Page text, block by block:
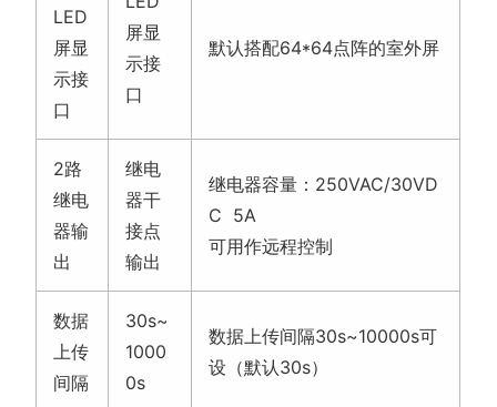
LED
屏显
示接
口
屏显
示接
口
默认搭配64*64点阵的室外屏
2路
继电
器输
出
继电
器干
接点
输出
继电器容量：250VAC/30VD
C 5A
可用作远程控制
数据
上传
间隔
30s~
1000
0s
数据上传间隔30s~10000s可
设（默认30s）